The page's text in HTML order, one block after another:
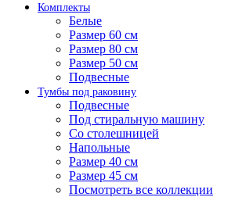
Комплекты
Белые
Размер 60 см
Размер 80 см
Размер 50 см
Подвесные
Тумбы под раковину
Подвесные
Под стиральную машину
Со столешницей
Напольные
Размер 40 см
Размер 45 см
Посмотреть все коллекции